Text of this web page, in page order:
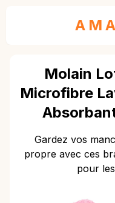
Molain
Microfibre
Gardez vos
propre avec ces
pour